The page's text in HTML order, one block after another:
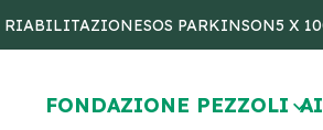
RIABILITAZIONESOS PARKINSON5 X
FONDAZIONE PEZZOLI